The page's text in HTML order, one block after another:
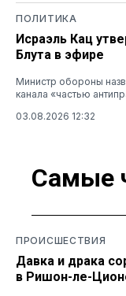
ПОЛИТИКА
Исраэль Кац
Блута в эфире
Министр обороны
канала «частью
03.08.2026 12:32
Самые
ПРОИСШЕСТВИЯ
Давка и драка
в Ришон-ле-